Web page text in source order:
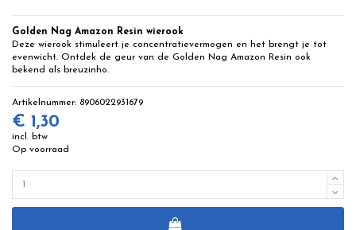
Golden Nag Amazon Resin wierook
Deze wierook stimuleert je concentratievermogen en het brengt je tot
evenwicht. Ontdek de geur van de Golden Nag Amazon Resin ook
bekend als breuzinho.
Artikelnummer: 8906022931679
€ 1,30
incl. btw
Op voorraad